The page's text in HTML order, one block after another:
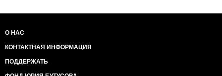
О НАС
КОНТАКТНАЯ ИНФОРМАЦИЯ
ПОДДЕРЖАТЬ